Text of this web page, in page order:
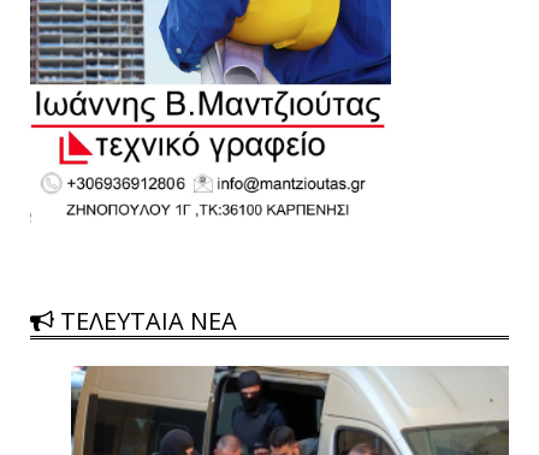
ΤΕΛΕΥΤΑΙΑ ΝΕΑ